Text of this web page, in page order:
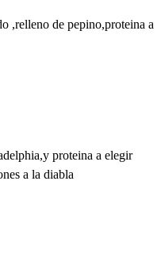
,relleno de pepino,proteina a
proteina a elegir
a la diabla